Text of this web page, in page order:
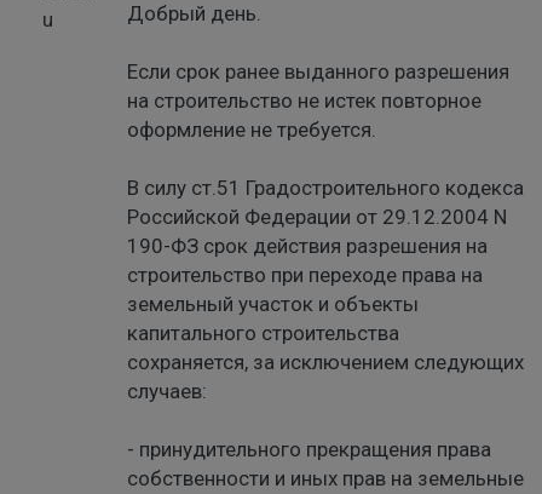
Добрый день.
Если срок ранее выданного разрешения
на строительство не истек повторное
оформление не требуется.
В силу ст.51 Градостроительного кодекса
Российской Федерации от 29.12.2004 N
190-ФЗ срок действия разрешения на
строительство при переходе права на
земельный участок и объекты
капитального строительства
сохраняется, за исключением следующих
случаев:
- принудительного прекращения права
собственности и иных прав на земельные